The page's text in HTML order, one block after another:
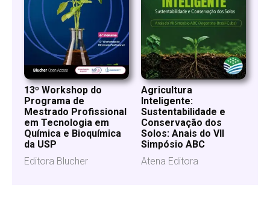
13º Workshop do
Programa de
Mestrado Profissional
em Tecnologia em
Química e Bioquímica
da USP
Editora Blucher
Agricultura
Inteligente:
Sustentabilidade e
Conservação dos
Solos: Anais do VII
Simpósio ABC
Atena Editora